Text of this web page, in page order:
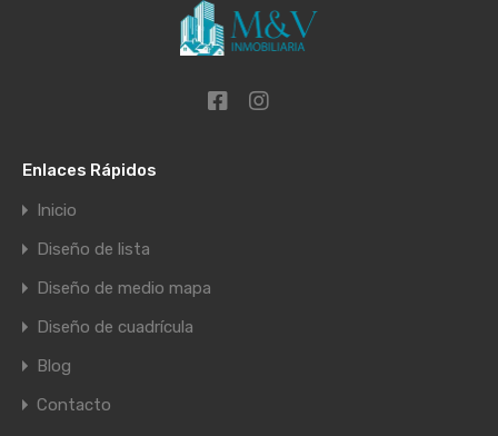
Enlaces Rápidos
Inicio
Diseño de lista
Diseño de medio mapa
Diseño de cuadrícula
Blog
Contacto